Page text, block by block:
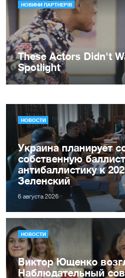
НОВОСТИ
Украина планирует
собственную
антибаллистику к
Зеленский
6 августа 2026
НОВОСТИ
Виктор Ющенко
Наблюдательный